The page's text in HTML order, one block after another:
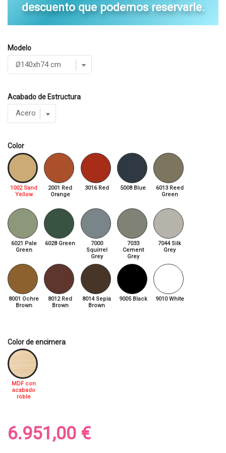
descuento que podemos reservarle.
Modelo
Acabado de Estructura
Color
1002 Sand
Yellow
2001 Red
Orange
3016 Red 5008 Blue
6013 Reed
Green
6021 Pale
Green
6028 Green
7000
Squirrel
Grey
7033
Cement
Grey
7044 Silk
Grey
8001 Ochre
Brown
8012 Red
Brown
8014 Sepia
Brown
9005 Black 9010 White
Color de encimera
MDF con
acabado
roble
6.951,00 €